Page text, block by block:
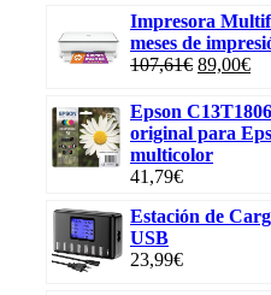
Impresora
meses de
107,61€ El
original
era:
107,61€.
89,00€El
es:
Epson
original para
multicolor
41,79€
Estación de
USB
23,99€